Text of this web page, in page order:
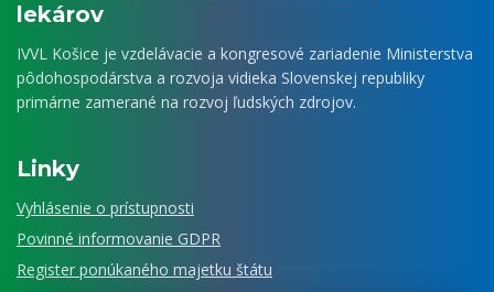
lekárov
IVVL Košice je vzdelávacie a kongresové zariadenie Ministerstva
pôdohospodárstva a rozvoja vidieka Slovenskej republiky
primárne zamerané na rozvoj ľudských zdrojov.
Linky
Vyhlásenie o prístupnosti
Povinné informovanie GDPR
Register ponúkaného majetku štátu